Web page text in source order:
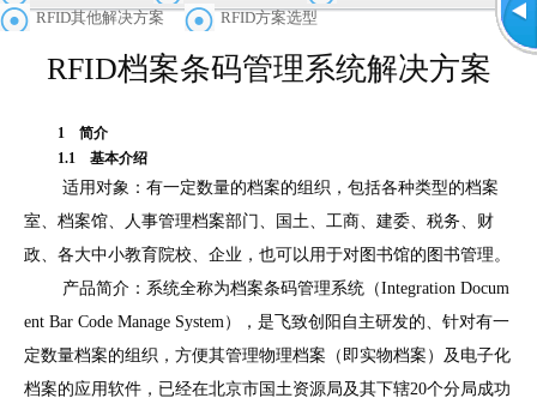
RFID其他解决方案
RFID方案选型
RFID档案条码管理系统解决方案
1 简介
1.1 基本介绍
适用对象：有一定数量的档案的组织，包括各种类型的档案
室、档案馆、人事管理档案部门、国土、工商、建委、税务、财
政、各大中小教育院校、企业，也可以用于对图书馆的图书管理。
产品简介：系统全称为档案条码管理系统（Integration Docum
ent Bar Code Manage System），是飞致创阳自主研发的、针对有一
定数量档案的组织，方便其管理物理档案（即实物档案）及电子化
档案的应用软件，已经在北京市国土资源局及其下辖20个分局成功